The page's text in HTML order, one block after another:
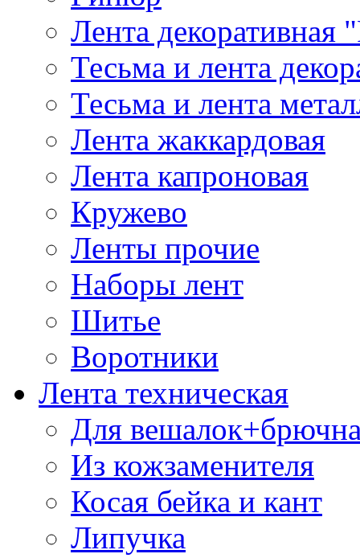
Лента декоративная
Тесьма и лента
Тесьма и лента
Лента жаккардовая
Лента капроновая
Кружево
Ленты прочие
Наборы лент
Шитье
Воротники
Лента техническая
Для
Из кожзаменителя
Косая бейка и кант
Липучка